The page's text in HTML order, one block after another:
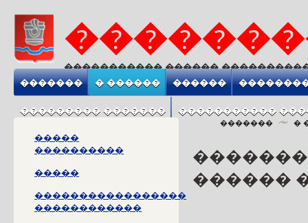
����������� ������
����������� ����� ����������
������� � ������ ������
��������� ������� �����������
�����
����������
�����
�����������������
������������
������� �
������